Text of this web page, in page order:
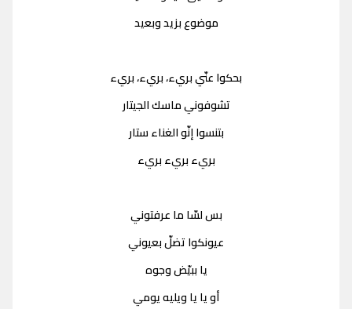
موضوع بزيد وبعيد
بحكوا عنّي بريء، بريء، بريء
تشوفوني ماسك الجيتار
بتنسوا إنّو الغناء ستار
بريء بريء بريء
بس لسّا ما عرفتوني
عيونكوا تضلّ بعيوني
يا ببيّض وجوه
أو يا يا ويليه يومي